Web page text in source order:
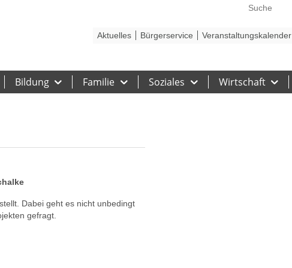
Bildung Familie Soziales Wirtschaft
Aktuelles Bürgerservice Veranstaltungskalender
Dabei geht es nicht unbedingt
gefragt.